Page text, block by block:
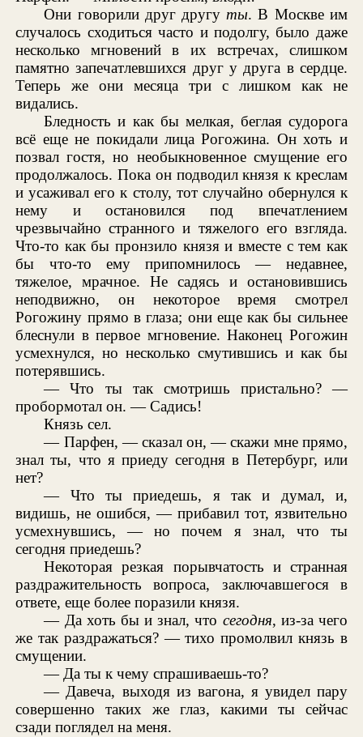
Они говорили друг другу ты. В Москве им
случалось сходиться часто и подолгу, было даже
несколько мгновений в их встречах, слишком
памятно запечатлевшихся друг у друга в сердце.
Теперь же они месяца три с лишком как не
видались.
Бледность и как бы мелкая, беглая судорога
всё еще не покидали лица Рогожина. Он хоть и
позвал гостя, но необыкновенное смущение его
продолжалось. Пока он подводил князя к креслам
и усаживал его к столу, тот случайно обернулся к
нему и остановился под впечатлением
чрезвычайно странного и тяжелого его взгляда.
Что-то как бы пронзило князя и вместе с тем как
бы что-то ему припомнилось — недавнее,
тяжелое, мрачное. Не садясь и остановившись
неподвижно, он некоторое время смотрел
Рогожину прямо в глаза; они еще как бы сильнее
блеснули в первое мгновение. Наконец Рогожин
усмехнулся, но несколько смутившись и как бы
потерявшись.
— Что ты так смотришь пристально? —
пробормотал он. — Садись!
Князь сел.
— Парфен, — сказал он, — скажи мне прямо,
знал ты, что я приеду сегодня в Петербург, или
нет?
— Что ты приедешь, я так и думал, и,
видишь, не ошибся, — прибавил тот, язвительно
усмехнувшись, — но почем я знал, что ты
сегодня приедешь?
Некоторая резкая порывчатость и странная
раздражительность вопроса, заключавшегося в
ответе, еще более поразили князя.
— Да хоть бы и знал, что сегодня, из-за чего
же так раздражаться? — тихо промолвил князь в
смущении.
— Да ты к чему спрашиваешь-то?
— Давеча, выходя из вагона, я увидел пару
совершенно таких же глаз, какими ты сейчас
сзади поглядел на меня.